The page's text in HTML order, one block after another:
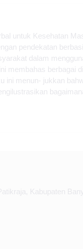
untuk Kesehatan
pendekatan
dalam
membahas berbagai
ini menun- jukkan